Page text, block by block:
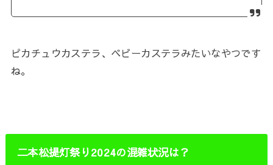
ピカチュウカステラ、ベビーカステラみたいなやつです
ね。
二本松提灯祭り2024の混雑状況は？